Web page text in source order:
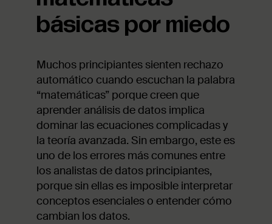
básicas por miedo
Muchos principiantes sienten rechazo
automático cuando escuchan la palabra
“matemáticas” porque creen que
aprender análisis de datos implica
dominar las ecuaciones complicadas y
la teoría avanzada. Sin embargo, este es
uno de los errores más comunes entre
los analistas de datos principiantes,
porque sin ellas es imposible interpretar
conceptos esenciales o entender cómo
cambian los datos.